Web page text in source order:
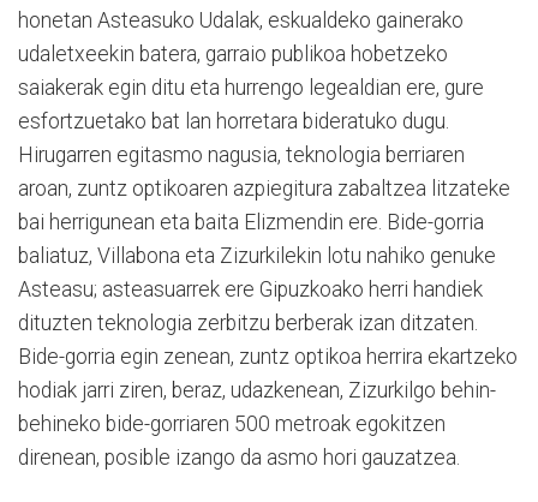
honetan Asteasuko Udalak, eskualdeko gainerako
udaletxeekin batera, garraio publikoa hobetzeko
saiakerak egin ditu eta hurrengo legealdian ere, gure
esfortzuetako bat lan horretara bideratuko dugu.
Hirugarren egitasmo nagusia, teknologia berriaren
aroan, zuntz optikoaren azpiegitura zabaltzea litzateke
bai herrigunean eta baita Elizmendin ere. Bide-gorria
baliatuz, Villabona eta Zizurkilekin lotu nahiko genuke
Asteasu; asteasuarrek ere Gipuzkoako herri handiek
dituzten teknologia zerbitzu berberak izan ditzaten.
Bide-gorria egin zenean, zuntz optikoa herrira ekartzeko
hodiak jarri ziren, beraz, udazkenean, Zizurkilgo behin-
behineko bide-gorriaren 500 metroak egokitzen
direnean, posible izango da asmo hori gauzatzea.